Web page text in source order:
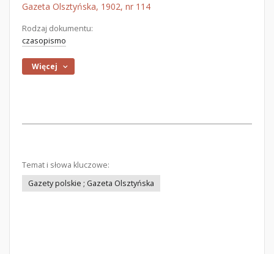
Gazeta Olsztyńska, 1902, nr 114
Rodzaj dokumentu:
czasopismo
Więcej
Temat i słowa kluczowe:
Gazety polskie ; Gazeta Olsztyńska